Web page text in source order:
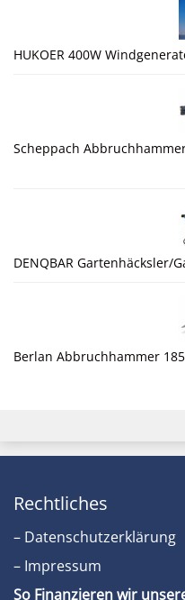
HUKOER 400W
Scheppach
DENQBAR Gartenhäcksler/
Berlan Abbruchhammer
Rechtliches
– Datenschutzerklärung
– Impressum
So Finanzieren wir